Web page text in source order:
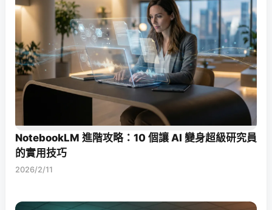
NotebookLM 進階攻略：10 個讓 AI 變身超級研究員
的實用技巧
2026/2/11